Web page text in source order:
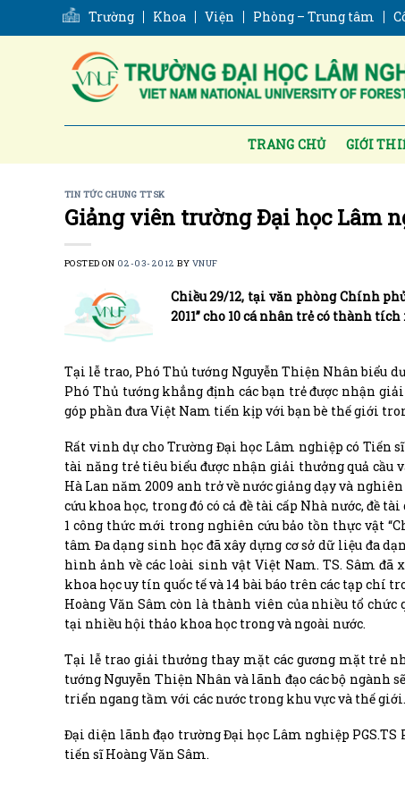
Trường Khoa Viện Phòng – Trung tâm
TRANG CHỦ GIỚI
TIN TỨC CHUNG TTSK
Giảng viên trường Đại học Lâm
POSTED ON 02-03-2012 BY VNUF
Chiều 29/12, tại văn phòng Chính
2011” cho 10 cá nhân trẻ có thành
Tại lễ trao, Phó Thủ tướng Nguyễn Thiện Nhân biểu
Phó Thủ tướng khẳng định các bạn trẻ được nhận
góp phần đưa Việt Nam tiến kịp với bạn bè thế giới
Rất vinh dự cho Trường Đại học Lâm nghiệp có Tiến
tài năng trẻ tiêu biểu được nhận giải thưởng quả cầu
Hà Lan năm 2009 anh trở về nước giảng dạy và
cứu khoa học, trong đó có cả đề tài cấp Nhà nước, đề
1 công thức mới trong nghiên cứu bảo tồn thực vật
tâm Đa dạng sinh học đã xây dựng cơ sở dữ liệu đa
hình ảnh về các loài sinh vật Việt Nam. TS. Sâm đã
khoa học uy tín quốc tế và 14 bài báo trên các tạp chí
Hoàng Văn Sâm còn là thành viên của nhiều tổ
tại nhiều hội thảo khoa học trong và ngoài nước.
Tại lễ trao giải thưởng thay mặt các gương mặt trẻ
tướng Nguyễn Thiện Nhân và lãnh đạo các bộ ngành
triển ngang tầm với các nước trong khu vực và thế giới.
Đại diện lãnh đạo trường Đại học Lâm nghiệp
tiến sĩ Hoàng Văn Sâm.